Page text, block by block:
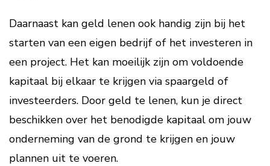
Daarnaast kan geld lenen ook handig zijn bij het
starten van een eigen bedrijf of het investeren in
een project. Het kan moeilijk zijn om voldoende
kapitaal bij elkaar te krijgen via spaargeld of
investeerders. Door geld te lenen, kun je direct
beschikken over het benodigde kapitaal om jouw
onderneming van de grond te krijgen en jouw
plannen uit te voeren.